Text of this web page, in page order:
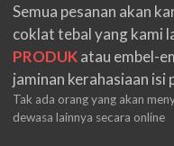
Semua pesanan akan
coklat tebal yang kami
PRODUKatau embel-
jaminan kerahasiaan isi
Tak ada orang yang akan
dewasa lainnya secara online